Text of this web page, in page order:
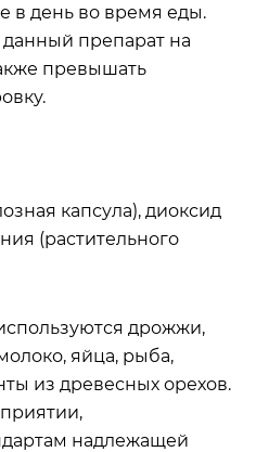
в день во время еды.
препарат на
превышать
капсула), диоксид
(растительного
дрожжи,
яйца, рыба,
из древесных орехов.
надлежащей